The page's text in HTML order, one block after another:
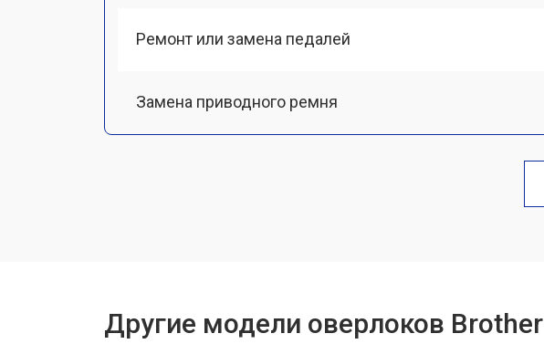
Ремонт или замена педалей
Замена приводного ремня
Другие модели оверлоков Brother